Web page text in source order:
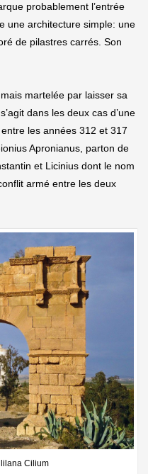
probablement l’entrée
une architecture simple: une
de pilastres carrés. Son
martelée par laisser sa
dans les deux cas d’une
les années 312 et 317
Apronianus, parton de
et Licinius dont le nom
armé entre les deux
Cilium